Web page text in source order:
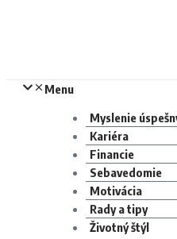
Menu
Myslenie
Kariéra
Financie
Sebavedomie
Motivácia
Rady a tipy
Životný štýl